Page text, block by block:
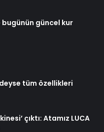
bugünün güncel kur
tüm özellikleri
çıktı: Atamız LUCA